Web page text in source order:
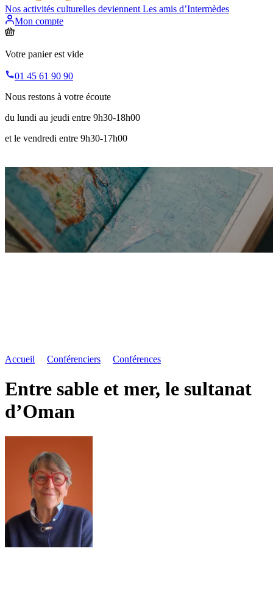
Nos activités culturelles deviennent Les amis d’Intermèdes
Mon compte
Votre panier est vide
01 45 61 90 90
Nous restons à votre écoute
du lundi au jeudi entre 9h30-18h00
et le vendredi entre 9h30-17h00
Accueil Conférenciers Conférences
Entre sable et mer, le sultanat
d’Oman